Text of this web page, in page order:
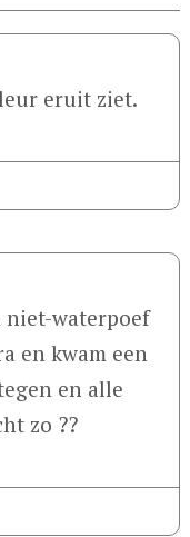
eruit ziet.
niet-waterpoef
en kwam een
en alle
zo ??